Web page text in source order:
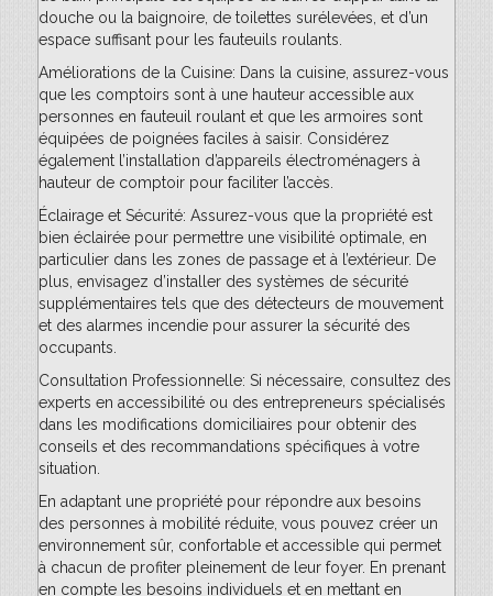
douche ou la baignoire, de toilettes surélevées, et d’un
espace suffisant pour les fauteuils roulants.
Améliorations de la Cuisine: Dans la cuisine, assurez-vous
que les comptoirs sont à une hauteur accessible aux
personnes en fauteuil roulant et que les armoires sont
équipées de poignées faciles à saisir. Considérez
également l’installation d’appareils électroménagers à
hauteur de comptoir pour faciliter l’accès.
Éclairage et Sécurité: Assurez-vous que la propriété est
bien éclairée pour permettre une visibilité optimale, en
particulier dans les zones de passage et à l’extérieur. De
plus, envisagez d’installer des systèmes de sécurité
supplémentaires tels que des détecteurs de mouvement
et des alarmes incendie pour assurer la sécurité des
occupants.
Consultation Professionnelle: Si nécessaire, consultez des
experts en accessibilité ou des entrepreneurs spécialisés
dans les modifications domiciliaires pour obtenir des
conseils et des recommandations spécifiques à votre
situation.
En adaptant une propriété pour répondre aux besoins
des personnes à mobilité réduite, vous pouvez créer un
environnement sûr, confortable et accessible qui permet
à chacun de profiter pleinement de leur foyer. En prenant
en compte les besoins individuels et en mettant en